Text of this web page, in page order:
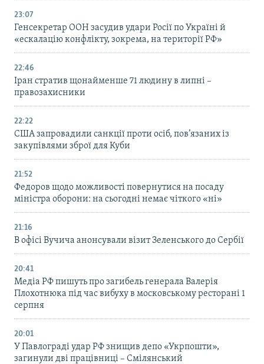
23:07
Генсекретар ООН засудив удари Росії по Україні й
«ескалацію конфлікту, зокрема, на території РФ»
22:46
Іран стратив щонайменше 71 людину в липні –
правозахисники
22:22
США запровадили санкції проти осіб, пов’язаних із
закупівлями зброї для Куби
21:52
Федоров щодо можливості повернутися на посаду
міністра оборони: на сьогодні немає чіткого «ні»
21:16
В офісі Вучича анонсували візит Зеленського до Сербії
20:41
Медіа РФ пишуть про загибель генерала Валерія
Плохотнюка під час вибуху в московському ресторані 1
серпня
20:01
У Павлограді удар РФ знищив депо «Укрпошти»,
загинули дві працівниці – Смілянський